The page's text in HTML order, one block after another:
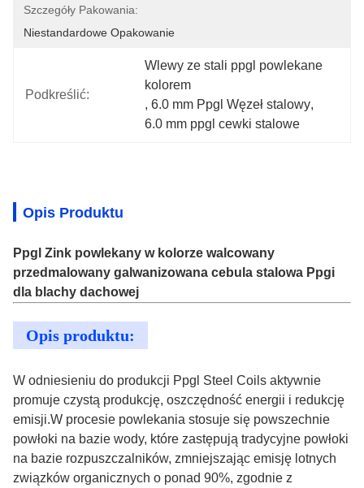
Szczegóły Pakowania:
Niestandardowe Opakowanie
Podkreślić:
Wlewy ze stali ppgl powlekane
kolorem
, 6.0 mm Ppgl Węzeł stalowy,
6.0 mm ppgl cewki stalowe
Opis Produktu
Ppgl Zink powlekany w kolorze walcowany
przedmalowany galwanizowana cebula stalowa Ppgi
dla blachy dachowej
Opis produktu:
W odniesieniu do produkcji Ppgl Steel Coils aktywnie
promuje czystą produkcję, oszczędność energii i redukcję
emisji.W procesie powlekania stosuje się powszechnie
powłoki na bazie wody, które zastępują tradycyjne powłoki
na bazie rozpuszczalników, zmniejszając emisję lotnych
związków organicznych o ponad 90%, zgodnie z